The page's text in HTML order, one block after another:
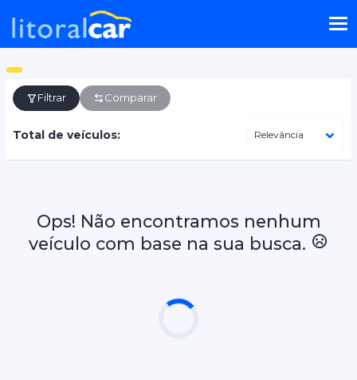
Filtrar Comparar
Total de veículos:
Ops! Não encontramos nenhum
veículo com base na sua busca.